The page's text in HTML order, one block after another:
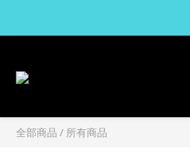
全部商品 / 所有商品